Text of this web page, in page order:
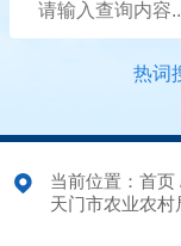
热词
当前位置： 首页
天门市农业农村